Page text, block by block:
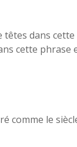
dans cette
cette phrase
comme le